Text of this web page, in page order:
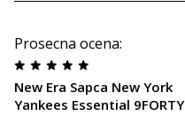
Prosecna ocena:
New Era Sapca New York
Yankees Essential 9FORTY